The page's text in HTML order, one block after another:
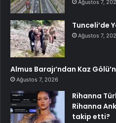
Ağustos 7,
Tunceli’de
Ağustos 7,
Almus Barajı’ndan Kaz
Ağustos 7, 2026
Rihanna
Rihanna
takip etti?